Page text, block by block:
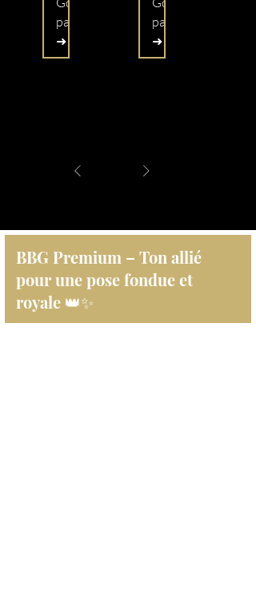
panier
➜
panier
➜
BBG Premium – Ton allié
pour une pose fondue et
royale 👑✨